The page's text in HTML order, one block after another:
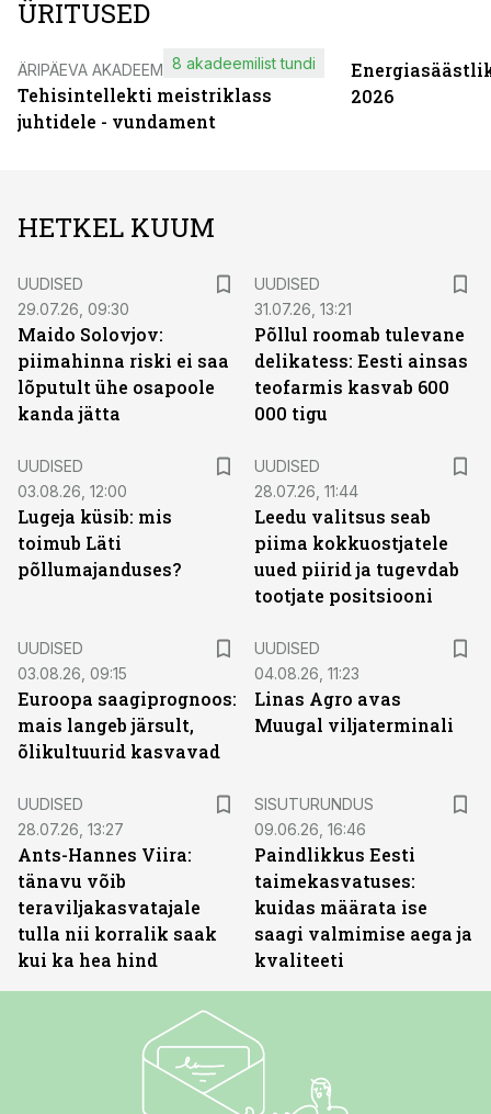
ÜRITUSED
ÄRIPÄEVA AKADEEMIA
Tehisintellekti meistriklass
juhtidele - vundament
8 akadeemilist tundi
2026
HETKEL KUUM
UUDISED
29.07.26, 09:30
Maido Solovjov:
piimahinna riski ei saa
lõputult ühe osapoole
kanda jätta
UUDISED
31.07.26, 13:21
Põllul roomab tulevane
delikatess: Eesti ainsas
teofarmis kasvab 600
000 tigu
UUDISED
03.08.26, 12:00
Lugeja küsib: mis
toimub Läti
põllumajanduses?
UUDISED
28.07.26, 11:44
Leedu valitsus seab
piima kokkuostjatele
uued piirid ja tugevdab
tootjate positsiooni
UUDISED
03.08.26, 09:15
Euroopa saagiprognoos:
mais langeb järsult,
õlikultuurid kasvavad
UUDISED
04.08.26, 11:23
Linas Agro avas
Muugal viljaterminali
UUDISED
28.07.26, 13:27
Ants-Hannes Viira:
tänavu võib
teraviljakasvatajale
tulla nii korralik saak
kui ka hea hind
SISUTURUNDUS
09.06.26, 16:46
Paindlikkus Eesti
taimekasvatuses:
kuidas määrata ise
saagi valmimise aega ja
kvaliteeti